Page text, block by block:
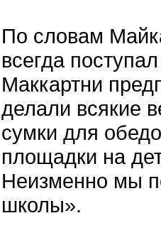
По словам
всегда
Маккартни
делали всякие
сумки для
площадки на
Неизменно мы
школы».